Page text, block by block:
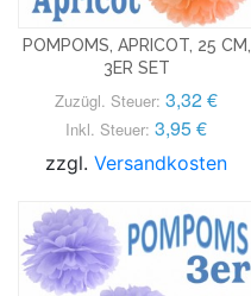
POMPOMS, APRICOT, 25 CM,
3ER SET
Zuzügl. Steuer: 3,32 €
Inkl. Steuer: 3,95 €
zzgl.Versandkosten